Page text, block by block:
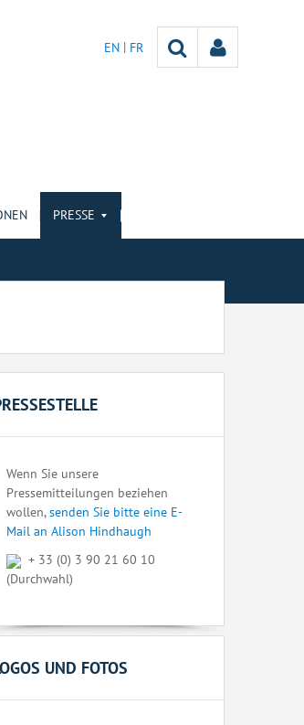
EN FR
PRESSE
Wenn Sie unsere
Pressemitteilungen beziehen
wollen,senden Sie bitte eine E-
Mail an Alison Hindhaugh
+ 33 (0) 3 90 21 60 10
(Durchwahl)
UND FOTOS